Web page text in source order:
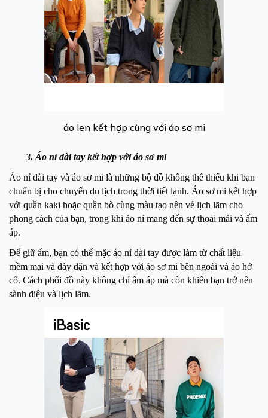
áo len kết hợp cùng với áo sơ mi
3. Áo nỉ dài tay kết hợp với áo sơ mi
Áo nỉ dài tay và áo sơ mi là những bộ đồ không thể thiếu khi bạn
chuẩn bị cho chuyến du lịch trong thời tiết lạnh. Áo sơ mi kết hợp
với quần kaki hoặc quần bò cùng màu tạo nên vẻ lịch lãm cho
phong cách của bạn, trong khi áo nỉ mang đến sự thoải mái và ấm
áp.
Để giữ ấm, bạn có thể mặc áo nỉ dài tay được làm từ chất liệu
mềm mại và dày dặn và kết hợp với áo sơ mi bên ngoài và áo hở
cổ. Cách phối đồ này không chỉ ấm áp mà còn khiến bạn trở nên
sành điệu và lịch lãm.